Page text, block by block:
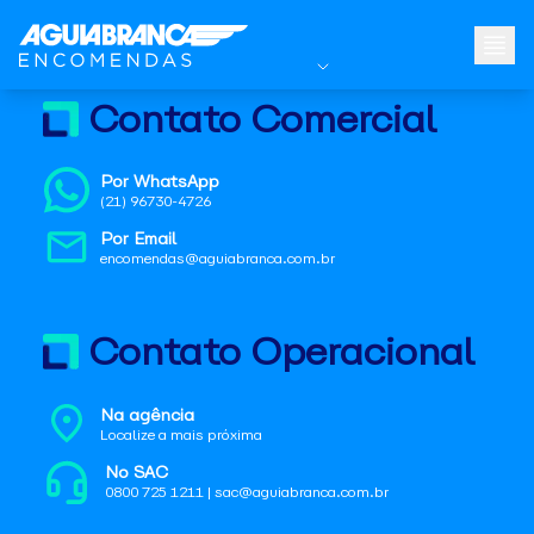
Contato Comercial
Por WhatsApp
(21) 96730-4726
Por Email
encomendas@aguiabranca.com.br
Contato Operacional
Na agência
Localize a mais próxima
No SAC
0800 725 1211 | sac@aguiabranca.com.br